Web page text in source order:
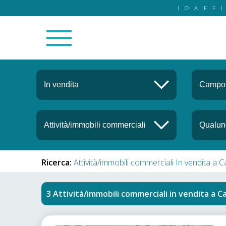
Ricerca: Attività/immobili commerciali In vendita a
Attività/immobili commerciali in vendita a